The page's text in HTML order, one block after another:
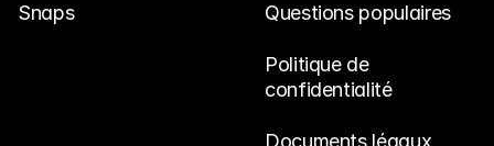
Snaps Questions populaires
Politique de
confidentialité
Documents légaux